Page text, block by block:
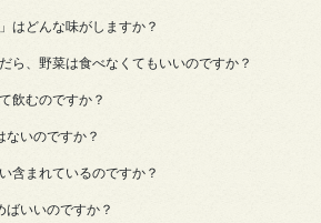
はどんな味がしますか？
ら、野菜は食べなくてもいいのですか？
飲むのですか？
ないのですか？
含まれているのですか？
ばいいのですか？